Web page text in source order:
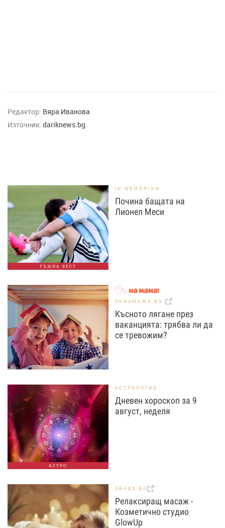
Редактор: Вяра Иванова
Източник: dariknews.bg
ТЪЖНА ВЕСТ
IN MEMORIAM
Почина бащата на
Лионел Меси
OHNAMAMA.BG
Късното лягане през
ваканцията: трябва ли да
се тревожим?
АСТРО
АСТРОЛОГИЯ
Дневен хороскоп за 9
август, неделя
GRABO.BG
Релаксиращ масаж -
Козметично студио
GlowUp